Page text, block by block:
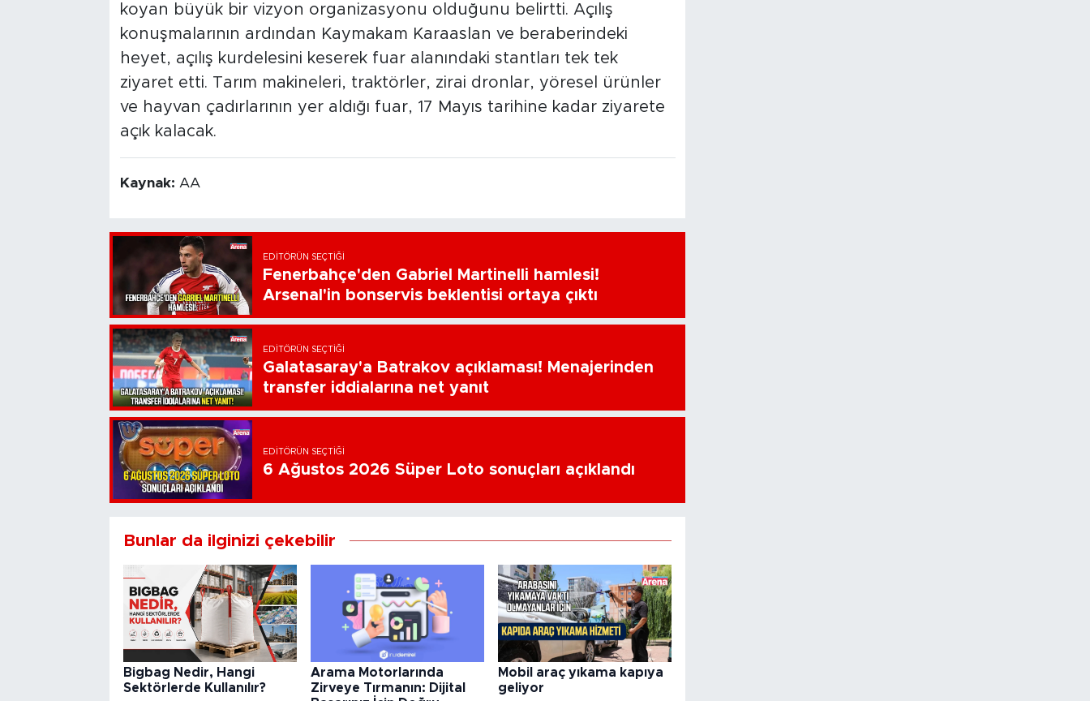
koyan büyük bir vizyon organizasyonu olduğunu belirtti. Açılış
konuşmalarının ardından Kaymakam Karaaslan ve beraberindeki
heyet, açılış kurdelesini keserek fuar alanındaki stantları tek tek
ziyaret etti. Tarım makineleri, traktörler, zirai dronlar, yöresel ürünler
ve hayvan çadırlarının yer aldığı fuar, 17 Mayıs tarihine kadar ziyarete
açık kalacak.
Kaynak: AA
EDITÖRÜN SEÇTIĞI
Fenerbahçe'den Gabriel Martinelli hamlesi!
Arsenal'in bonservis beklentisi ortaya çıktı
EDITÖRÜN SEÇTIĞI
Galatasaray'a Batrakov açıklaması! Menajerinden
transfer iddialarına net yanıt
EDITÖRÜN SEÇTIĞI
6 Ağustos 2026 Süper Loto sonuçları açıklandı
Bunlar da ilginizi çekebilir
Bigbag Nedir, Hangi
Sektörlerde Kullanılır?
Arama Motorlarında
Zirveye Tırmanın: Dijital
Mobil araç yıkama kapıya
geliyor